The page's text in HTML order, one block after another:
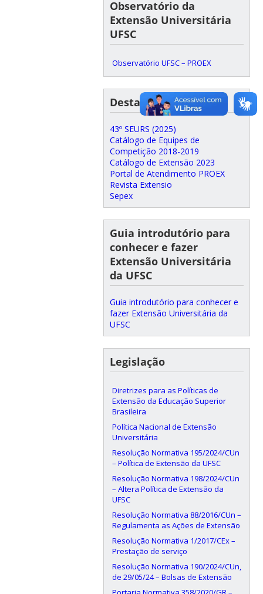
Observatório da
Extensão Universitária
UFSC
Observatório UFSC – PROEX
Destaques
43º SEURS (2025)
Catálogo de Equipes de
Competição 2018-2019
Catálogo de Extensão 2023
Portal de Atendimento PROEX
Revista Extensio
Sepex
Guia introdutório para
conhecer e fazer
Extensão Universitária
da UFSC
Guia introdutório para conhecer e
fazer Extensão Universitária da
UFSC
Legislação
Diretrizes para as Políticas de
Extensão da Educação Superior
Brasileira
Política Nacional de Extensão
Universitária
Resolução Normativa 195/2024/CUn
– Política de Extensão da UFSC
Resolução Normativa 198/2024/CUn
– Altera Política de Extensão da
UFSC
Resolução Normativa 88/2016/CUn –
Regulamenta as Ações de Extensão
Resolução Normativa 1/2017/CEx –
Prestação de serviço
Resolução Normativa 190/2024/CUn,
de 29/05/24 – Bolsas de Extensão